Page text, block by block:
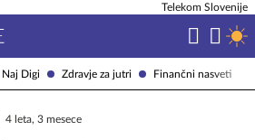
Naj Digi Zdravje za jutri Finančni nasveti
Telekom Slovenije
4 leta, 3 mesece